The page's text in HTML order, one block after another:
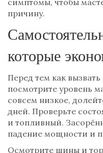
симптомы, чтобы
причину.
которые
Перед тем как
посмотрите уровень
совсем низкое,
дней. Проверьте
и топливный.
падение мощности и
Осмотрите шины и